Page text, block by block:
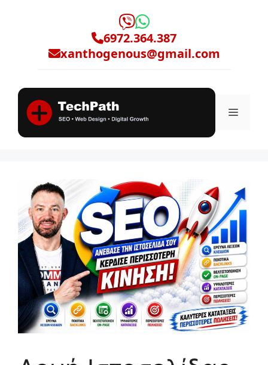
6972.364.387
xanthogenous@gmail.com